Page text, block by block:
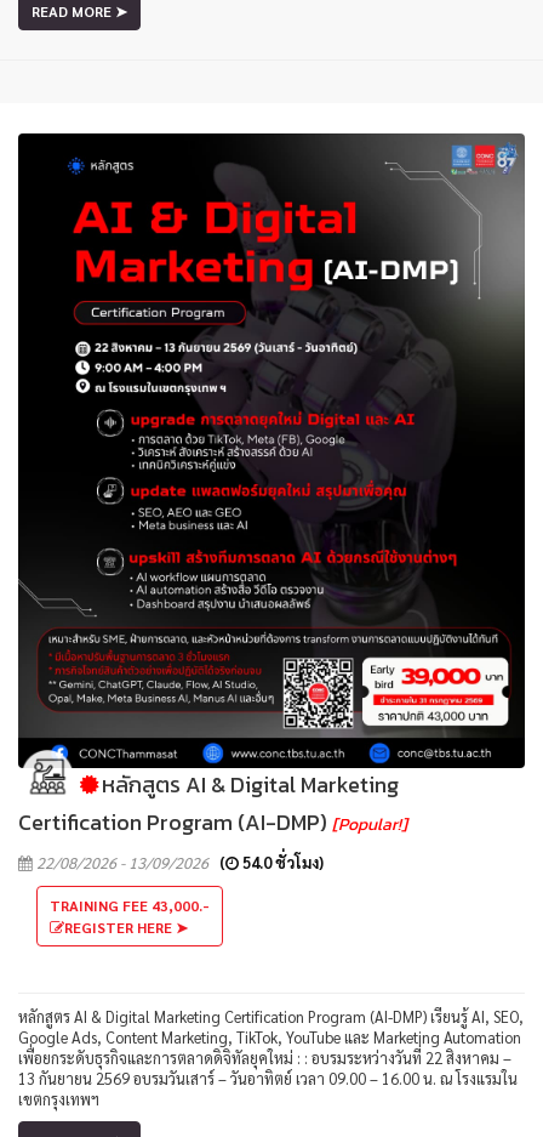
READ MORE ➤
หลักสูตร AI & Digital Marketing
Certification Program (AI-DMP) [Popular!]
22/08/2026 - 13/09/2026 ( 54.0 ชั่วโมง)
TRAINING FEE 43,000.-
REGISTER HERE ➤
หลักสูตร AI & Digital Marketing Certification Program (AI-DMP) เรียนรู้ AI, SEO,
Google Ads, Content Marketing, TikTok, YouTube และ Marketing Automation
เพื่อยกระดับธุรกิจและการตลาดดิจิทัลยุคใหม่ : : อบรมระหว่างวันที่ 22 สิงหาคม –
13 กันยายน 2569 อบรมวันเสาร์ – วันอาทิตย์ เวลา 09.00 – 16.00 น. ณ โรงแรมใน
เขตกรุงเทพฯ